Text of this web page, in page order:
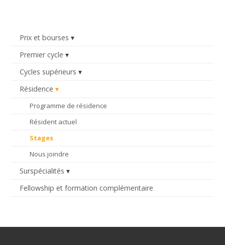
Prix et bourses
Premier cycle
Cycles supérieurs
Résidence
Programme de résidence
Résident actuel
Stages
Nous joindre
Surspécialités
Fellowship et formation complémentaire